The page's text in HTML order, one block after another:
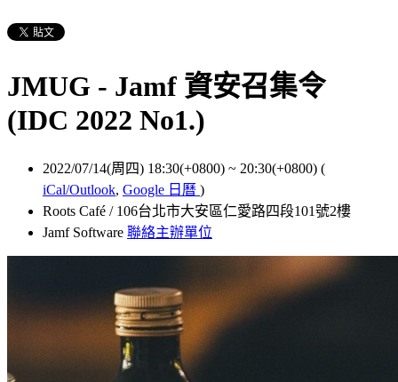
JMUG - Jamf 資安召集令
(IDC 2022 No1.)
2022/07/14(周四) 18:30(+0800) ~ 20:30(+0800) (
iCal/Outlook, Google 日曆 )
Roots Café / 106台北市大安區仁愛路四段101號2樓
Jamf Software 聯絡主辦單位